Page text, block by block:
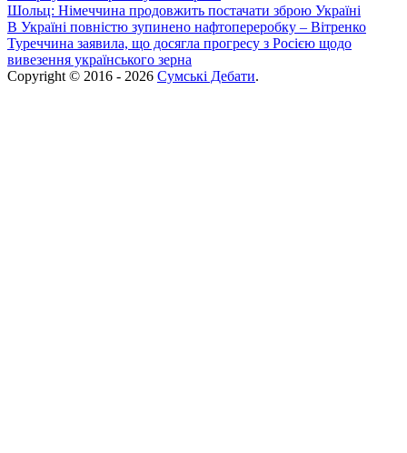
Шольц: Німеччина продовжить постачати зброю Україні
В Україні повністю зупинено нафтопереробку – Вітренко
Туреччина заявила, що досягла прогресу з Росією щодо
вивезення українського зерна
Copyright © 2016 - 2026 Сумські Дебати.